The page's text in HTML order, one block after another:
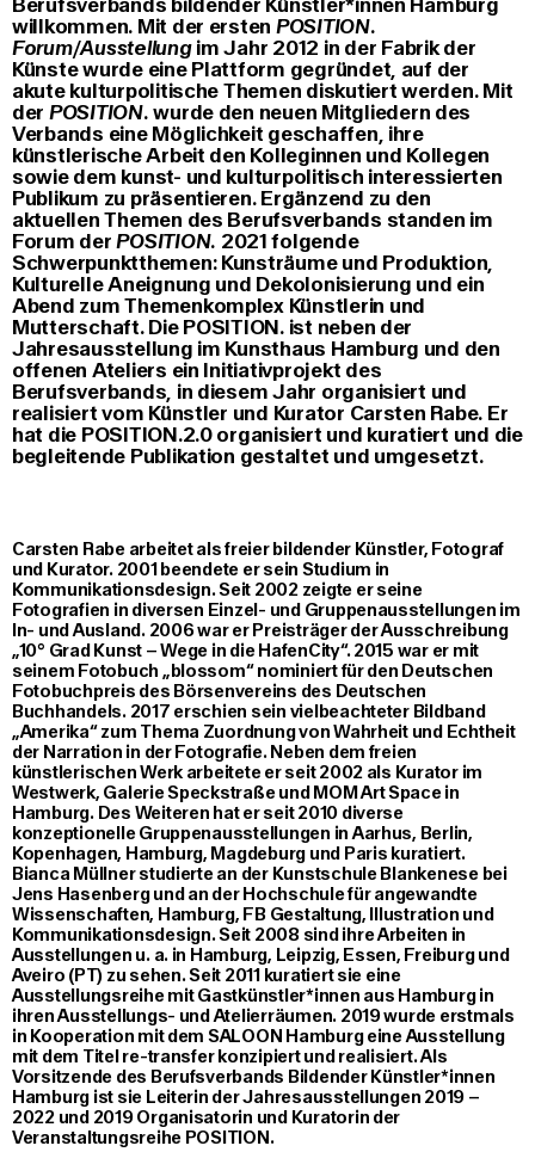
Berufsverbands bildender Künstler*innen Hamburg
willkommen. Mit der ersten POSITION.
Forum/Ausstellungim Jahr 2012 in der Fabrik der
Künste wurde eine Plattform gegründet, auf der
akute kulturpolitische Themen diskutiert werden. Mit
der POSITION.wurde den neuen Mitgliedern des
Verbands eine Möglichkeit geschaffen, ihre
künstlerische Arbeit den Kolleginnen und Kollegen
sowie dem kunst- und kulturpolitisch interessierten
Publikum zu präsentieren. Ergänzend zu den
aktuellen Themen des Berufsverbands standen im
Forum derPOSITION. 2021 folgende
Schwerpunktthemen: Kunsträume und Produktion,
Kulturelle Aneignung und Dekolonisierung und ein
Abend zum Themenkomplex Künstlerin und
Mutterschaft. Die POSITION. ist neben der
Jahresausstellung im Kunsthaus Hamburg und den
offenen Ateliers ein Initiativprojekt des
Berufsverbands, in diesem Jahr organisiert und
realisiert vom Künstler und Kurator Carsten Rabe. Er
hat die POSITION.2.0 organisiert und kuratiert und die
begleitende Publikation gestaltet und umgesetzt.
Carsten Rabe arbeitet als freier bildender Künstler, Fotograf
und Kurator. 2001 beendete er sein Studium in
Kommunikationsdesign. Seit 2002 zeigte er seine
Fotografien in diversen Einzel- und Gruppenausstellungen im
In- und Ausland. 2006 war er Preisträger der Ausschreibung
„10° Grad Kunst – Wege in die HafenCity“. 2015 war er mit
seinem Fotobuch „blossom“ nominiert für den Deutschen
Fotobuchpreis des Börsenvereins des Deutschen
Buchhandels. 2017 erschien sein vielbeachteter Bildband
„Amerika“ zum Thema Zuordnung von Wahrheit und Echtheit
der Narration in der Fotografie. Neben dem freien
künstlerischen Werk arbeitete er seit 2002 als Kurator im
Westwerk, Galerie Speckstraße und MOM Art Space in
Hamburg. Des Weiteren hat er seit 2010 diverse
konzeptionelle Gruppenausstellungen in Aarhus, Berlin,
Kopenhagen, Hamburg, Magdeburg und Paris kuratiert.
Bianca Müllner studierte an der Kunstschule Blankenese bei
Jens Hasenberg und an der Hochschule für angewandte
Wissenschaften, Hamburg, FB Gestaltung, Illustration und
Kommunikationsdesign. Seit 2008 sind ihre Arbeiten in
Ausstellungen u. a. in Hamburg, Leipzig, Essen, Freiburg und
Aveiro (PT) zu sehen. Seit 2011 kuratiert sie eine
Ausstellungsreihe mit Gastkünstler*innen aus Hamburg in
ihren Ausstellungs- und Atelierräumen. 2019 wurde erstmals
in Kooperation mit dem SALOON Hamburg eine Ausstellung
mit dem Titel re-transfer konzipiert und realisiert. Als
Vorsitzende des Berufsverbands Bildender Künstler*innen
Hamburg ist sie Leiterin der Jahresausstellungen 2019 –
2022 und 2019 Organisatorin und Kuratorin der
Veranstaltungsreihe POSITION.